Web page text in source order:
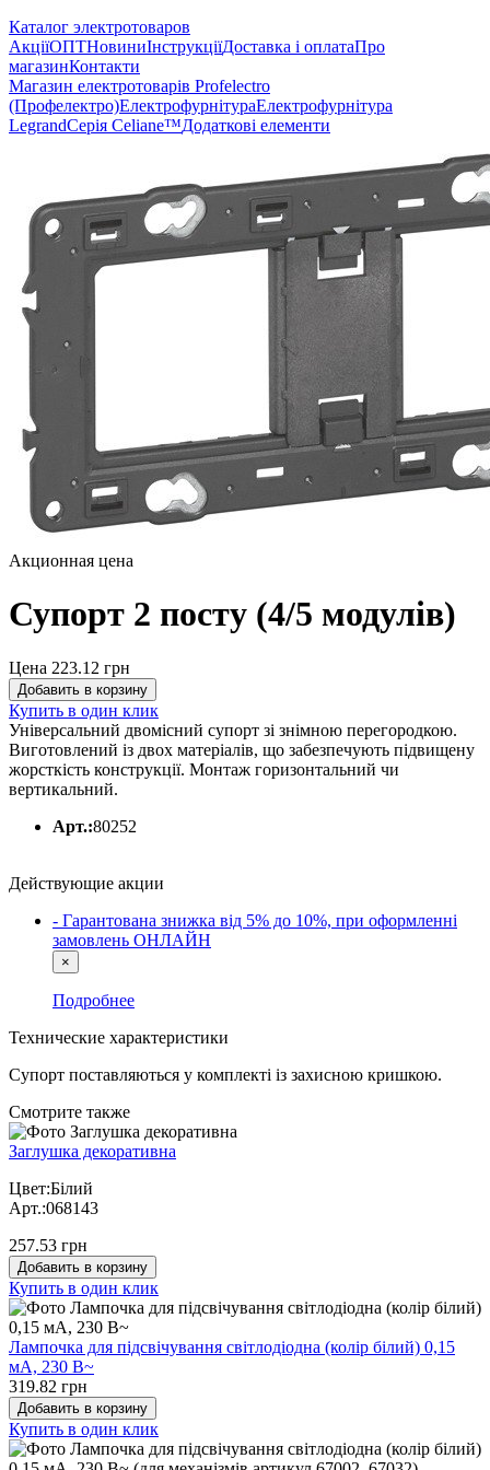
Каталог электротоваров
АкціїОПТНовиниІнструкціїДоставка і оплатаПро
магазинКонтакти
Магазин електротоварів Profelectro
(Профелектро)ЕлектрофурнітураЕлектрофурнітура
LegrandСерія Celiane™Додаткові елементи
Акционная цена
Супорт 2 посту (4/5 модулів)
Цена 223.12 грн
Добавить в корзину
Купить в один клик
Універсальний двомісний супорт зі знімною перегородкою.
Виготовлений із двох матеріалів, що забезпечують підвищену
жорсткість конструкції. Монтаж горизонтальний чи
вертикальний.
Арт.:80252
Действующие акции
- Гарантована знижка від 5% до 10%, при оформленні
замовлень ОНЛАЙН
×
Подробнее
Технические характеристики
Супорт поставляються у комплекті із захисною кришкою.
Cмотрите также
Заглушка декоративна
Цвет:Білий
Арт.:068143
257.53 грн
Добавить в корзину
Купить в один клик
Лампочка для підсвічування світлодіодна (колір білий) 0,15
мА, 230 В~
319.82 грн
Добавить в корзину
Купить в один клик